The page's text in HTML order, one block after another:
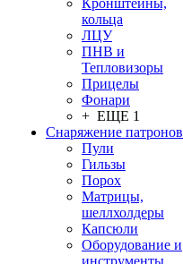
Кронштейны,
кольца
ЛЦУ
ПНВ и
Тепловизоры
Прицелы
Фонари
+ ЕЩЕ 1
Снаряжение патронов
Пули
Гильзы
Порох
Матрицы,
шеллхолдеры
Капсюли
Оборудование и
инструменты